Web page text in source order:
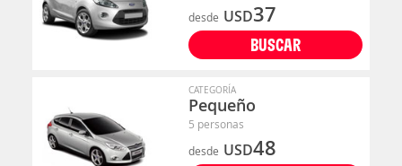
desde USD37
BUSCAR
CATEGORÍA
Pequeño
5 personas
desde USD48